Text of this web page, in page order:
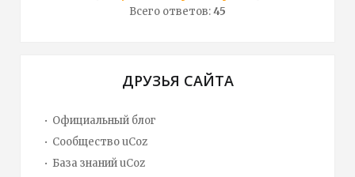
Всего ответов:45
ДРУЗЬЯ САЙТА
Официальный блог
Сообщество uCoz
База знаний uCoz